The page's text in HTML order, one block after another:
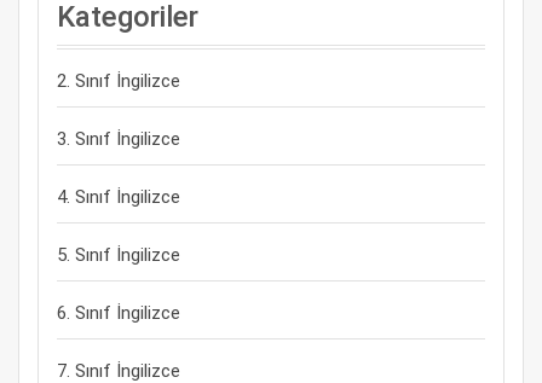
Kategoriler
2. Sınıf İngilizce
3. Sınıf İngilizce
4. Sınıf İngilizce
5. Sınıf İngilizce
6. Sınıf İngilizce
7. Sınıf İngilizce